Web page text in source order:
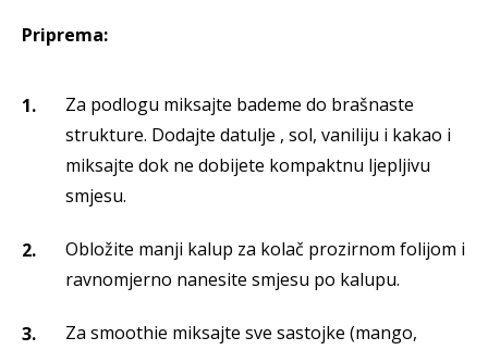
Priprema:
Za podlogu miksajte bademe do brašnaste
strukture. Dodajte datulje , sol, vaniliju i kakao i
miksajte dok ne dobijete kompaktnu ljepljivu
smjesu.
Obložite manji kalup za kolač prozirnom folijom i
ravnomjerno nanesite smjesu po kalupu.
Za smoothie miksajte sve sastojke (mango,